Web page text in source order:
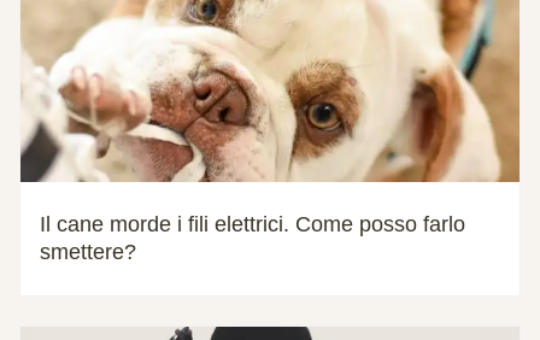
Il cane morde i fili elettrici. Come posso farlo
smettere?